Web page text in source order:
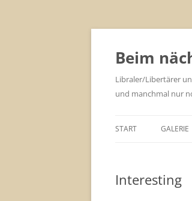
Zum
springen
Beim
Libraler/Libertärer
und manchmal nur
START GALERIE
Interesting